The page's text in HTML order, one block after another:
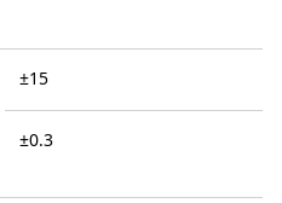
±15
±0.3